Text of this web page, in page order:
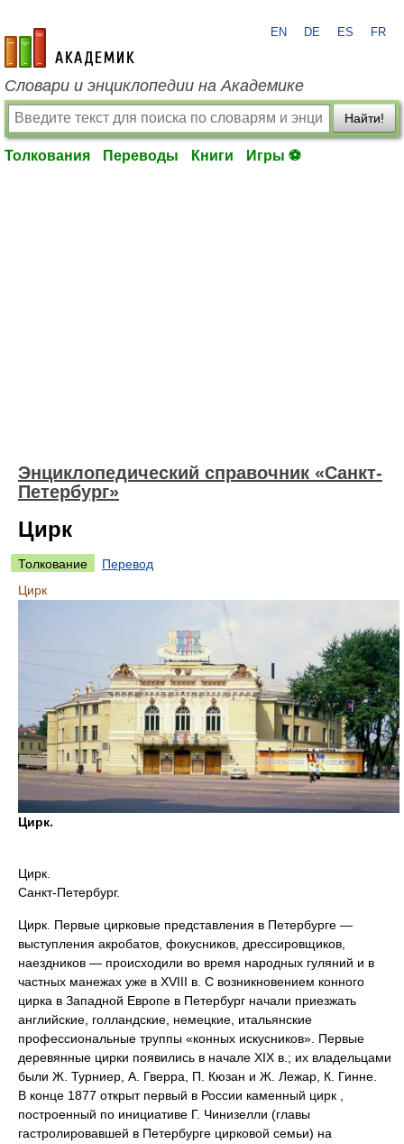
academic.ru
EN DE ES FR
Словари и энциклопедии на Академике
Найти!
Толкования Переводы Книги Игры ⚽
Энциклопедический справочник «Санкт-
Петербург»
Цирк
Толкование
Перевод
Цирк
Цирк.
Цирк.
Санкт-Петербург.
Цирк. Первые цирковые представления в Петербурге —
выступления акробатов, фокусников, дрессировщиков,
наездников — происходили во время народных гуляний и в
частных манежах уже в XVIII в. С возникновением конного
цирка в Западной Европе в Петербург начали приезжать
английские, голландские, немецкие, итальянские
профессиональные труппы «конных искусников». Первые
деревянные цирки появились в начале XIX в.; их владельцами
были Ж. Турниер, А. Гверра, П. Кюзан и Ж. Лежар, К. Гинне.
В конце 1877 открыт первый в России каменный цирк ,
построенный по инициативе Г. Чинизелли (главы
гастролировавшей в Петербурге цирковой семьи) на